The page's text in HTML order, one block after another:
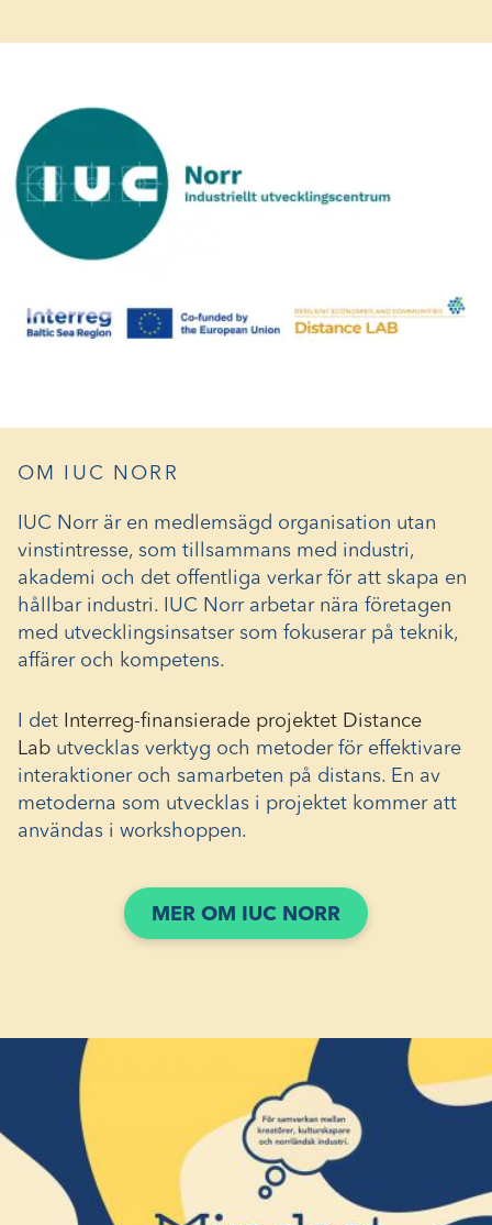
OM IUC NORR
IUC Norr är en medlemsägd organisation utan
vinstintresse, som tillsammans med industri,
akademi och det offentliga verkar för att skapa en
hållbar industri. IUC Norr arbetar nära företagen
med utvecklingsinsatser som fokuserar på teknik,
affärer och kompetens.
I det
Interreg-finansierade projektet Distance
Lab utvecklas verktyg och metoder för effektivare
interaktioner och samarbeten på distans. En av
metoderna som utvecklas i projektet kommer att
användas i workshoppen.
MER OM IUC NORR (ÖPPNAS
I